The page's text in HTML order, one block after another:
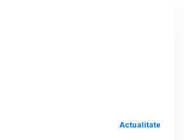
Actualitate